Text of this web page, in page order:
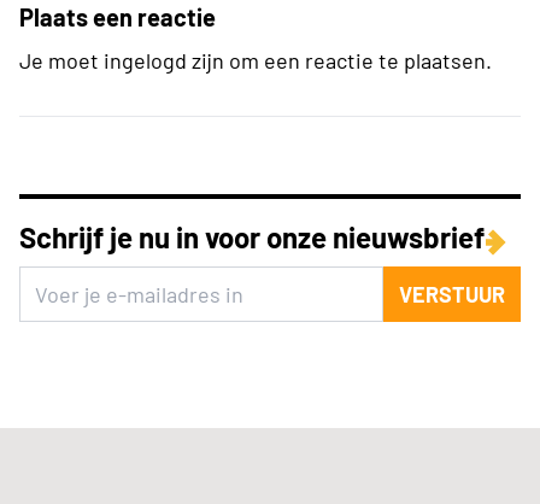
Plaats een reactie
Je moet ingelogd zijn om een reactie te plaatsen.
Schrijf je nu in voor onze nieuwsbrief
VERSTUUR